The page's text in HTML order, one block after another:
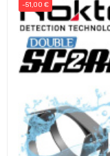
-51,00 €